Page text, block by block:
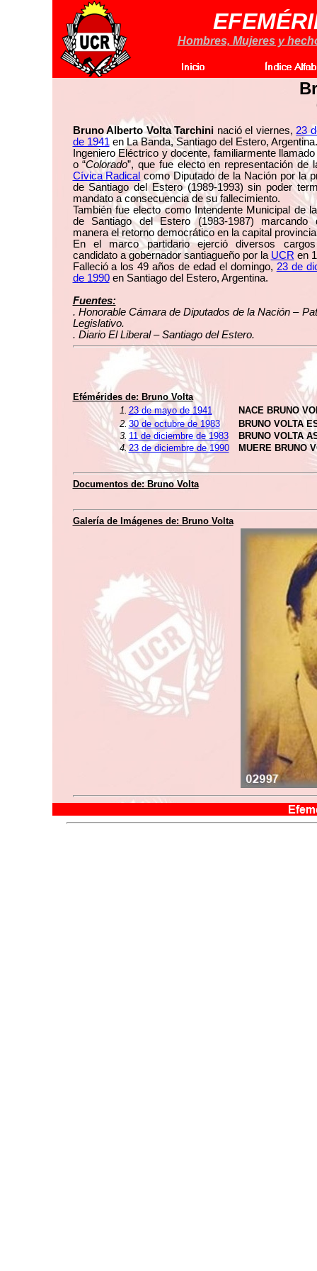
Hombres, Mujeres y
Bruno Alberto Volta Tarchini nació el viernes, 23
de 1941 en La Banda, Santiago del Estero, Argentina.
Ingeniero Eléctrico y docente, familiarmente llamado
o “Colorado”, que fue electo en representación de
Cívica Radical como Diputado de la Nación por la
de Santiago del Estero (1989-1993) sin poder
mandato a consecuencia de su fallecimiento.
También fue electo como Intendente Municipal de
de Santiago del Estero (1983-1987) marcando
manera el retorno democrático en la capital
En el marco partidario ejerció diversos
candidato a gobernador santiagueño por la UCR en
Falleció a los 49 años de edad el domingo, 23 de
de 1990en Santiago del Estero, Argentina.
Fuentes:
. Honorable Cámara de Diputados de la Nación –
Legislativo.
. Diario El Liberal – Santiago del Estero.
Efémérides de: Bruno Volta
1. 23 de mayo de 1941
NACE BRUNO
2. 30 de octubre de 1983
BRUNO VOLTA
3. 11 de diciembre de 1983
BRUNO VOLTA
4.23 de diciembre de 1990 MUERE BRUNO
Documentos de: Bruno Volta
Galería de Imágenes de: Bruno Volta